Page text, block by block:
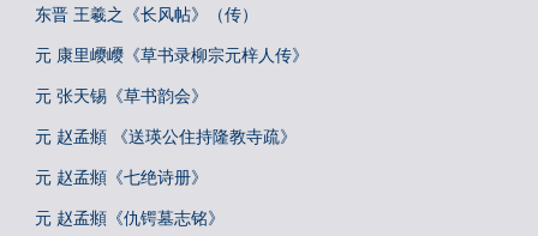
东晋 王羲之《长风帖》（传）
元 康里巎巎《草书录柳宗元梓人传》
元 张天锡《草书韵会》
元 赵孟頫 《送瑛公住持隆教寺疏》
元 赵孟頫《七绝诗册》
元 赵孟頫《仇锷墓志铭》